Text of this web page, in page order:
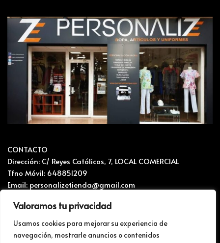
Valoramos tu privacidad
Usamos cookies para mejorar su experiencia de
navegación, mostrarle anuncios o contenidos
CONTACTO
Dirección: C/ Reyes Católicos, 7, LOCAL COMERCIAL
Tfno Móvil: 648851209
Email: personalizetienda@gmail.com
CONTACTO Y RECLAMACIONES
Mapa del sitio
Politica de privacidad i Cookies